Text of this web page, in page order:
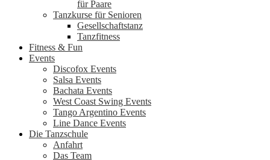
für Paare
Tanzkurse für Senioren
Gesellschaftstanz
Tanzfitness
Fitness & Fun
Events
Discofox Events
Salsa Events
Bachata Events
West Coast Swing Events
Tango Argentino Events
Line Dance Events
Die Tanzschule
Anfahrt
Das Team